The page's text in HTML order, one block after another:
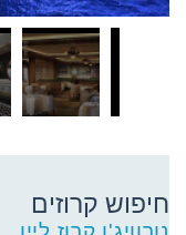
חיפוש קרוזים